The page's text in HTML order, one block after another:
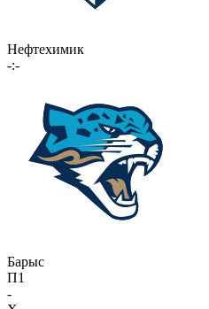
Нефтехимик
-:-
Барыс
П1
-